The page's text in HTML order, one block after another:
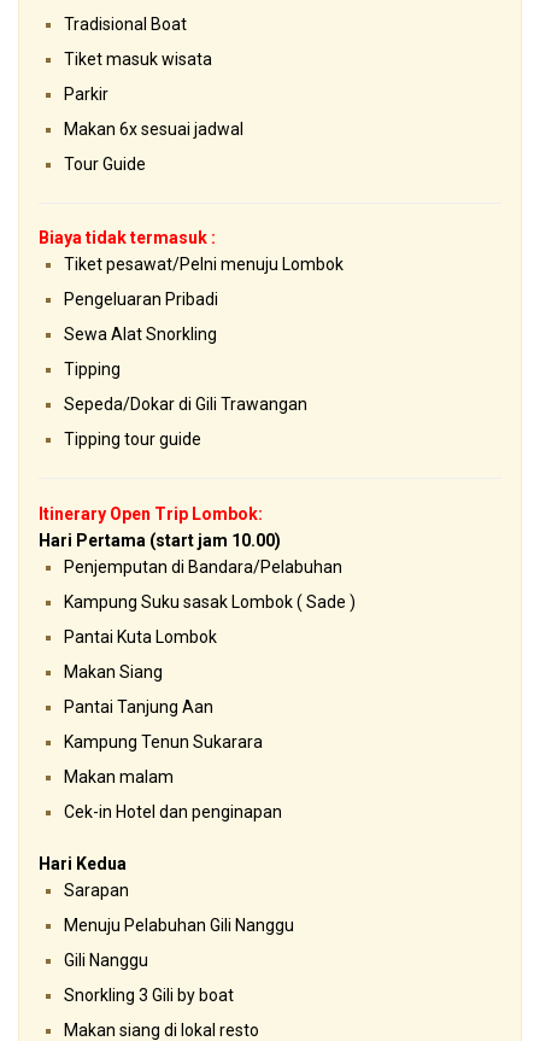
Tradisional Boat
Tiket masuk wisata
Parkir
Makan 6x sesuai jadwal
Tour Guide
Biaya tidak termasuk :
Tiket pesawat/Pelni menuju Lombok
Pengeluaran Pribadi
Sewa Alat Snorkling
Tipping
Sepeda/Dokar di Gili Trawangan
Tipping tour guide
Itinerary Open Trip Lombok:
Hari Pertama (start jam 10.00)
Penjemputan di Bandara/Pelabuhan
Kampung Suku sasak Lombok ( Sade )
Pantai Kuta Lombok
Makan Siang
Pantai Tanjung Aan
Kampung Tenun Sukarara
Makan malam
Cek-in Hotel dan penginapan
Hari Kedua
Sarapan
Menuju Pelabuhan Gili Nanggu
Gili Nanggu
Snorkling 3 Gili by boat
Makan siang di lokal resto